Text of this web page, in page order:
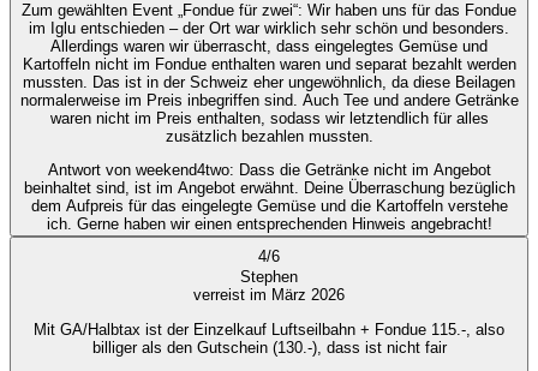
Zum gewählten Event „Fondue für zwei“: Wir haben uns für das Fondue
im Iglu entschieden – der Ort war wirklich sehr schön und besonders.
Allerdings waren wir überrascht, dass eingelegtes Gemüse und
Kartoffeln nicht im Fondue enthalten waren und separat bezahlt werden
mussten. Das ist in der Schweiz eher ungewöhnlich, da diese Beilagen
normalerweise im Preis inbegriffen sind. Auch Tee und andere Getränke
waren nicht im Preis enthalten, sodass wir letztendlich für alles
zusätzlich bezahlen mussten.
Antwort von weekend4two: Dass die Getränke nicht im Angebot
beinhaltet sind, ist im Angebot erwähnt. Deine Überraschung bezüglich
dem Aufpreis für das eingelegte Gemüse und die Kartoffeln verstehe
ich. Gerne haben wir einen entsprechenden Hinweis angebracht!
4/6
Stephen
verreist im März 2026
Mit GA/Halbtax ist der Einzelkauf Luftseilbahn + Fondue 115.-, also
billiger als den Gutschein (130.-), dass ist nicht fair